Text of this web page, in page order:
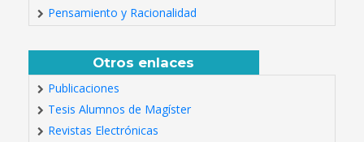
Pensamiento y Racionalidad
Otros enlaces
Publicaciones
Tesis Alumnos de Magíster
Revistas Electrónicas